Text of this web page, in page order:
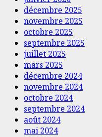
décembre 2025
novembre 2025
octobre 2025
septembre 2025
juillet 2025
mars 2025
décembre 2024
novembre 2024
octobre 2024
septembre 2024
août 2024
mai 2024